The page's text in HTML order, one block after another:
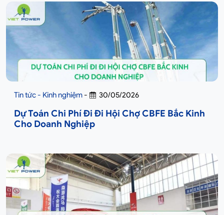
Tin tức - Kinh nghiệm - 30/05/2026
Dự Toán Chi Phí Đi Đi Hội Chợ CBFE Bắc Kinh
Cho Doanh Nghiệp